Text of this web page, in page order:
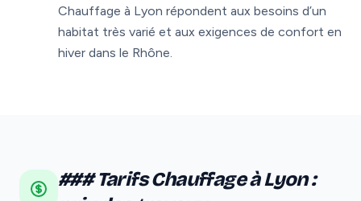
Chauffage à Lyon répondent aux besoins d’un
habitat très varié et aux exigences de confort en
hiver dans le Rhône.
### Tarifs Chauffage à Lyon :